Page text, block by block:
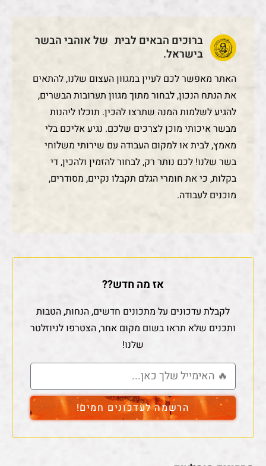
ברוכים הבאים לבית של אוהבי הבשר
בישראל.
האתר מאפשר לכם לעיין במגוון העצום שלנו, להתאים
את הנתח הנכון, לבחור מתוך מגוון תערובות הבשרים,
להגיע לשלמות המנה שתרצו להכין. תוכלו ליהנות
מבשר איכותי מוכן לצרכים שלכם. נגיע אליכם בלי
מאמץ, לבית או למקום העבודה עם שירותי משלוחי
בשר שלנו! לכם נותר רק, לבחור להזמין ולהכין, די
בקלות, כי את חומרי הגלם תקבלו נקיים, מסודרים,
מוכנים לעבודה.
אז מה חדש??
לקבלת עדכונים על מתכונים חדשים, הנחות, הטבות
ותכנים שלא תראו בשום מקום אחר, הצטרפו לניוזלטר
שלנו!
הרשמה לעדכונים חמים!